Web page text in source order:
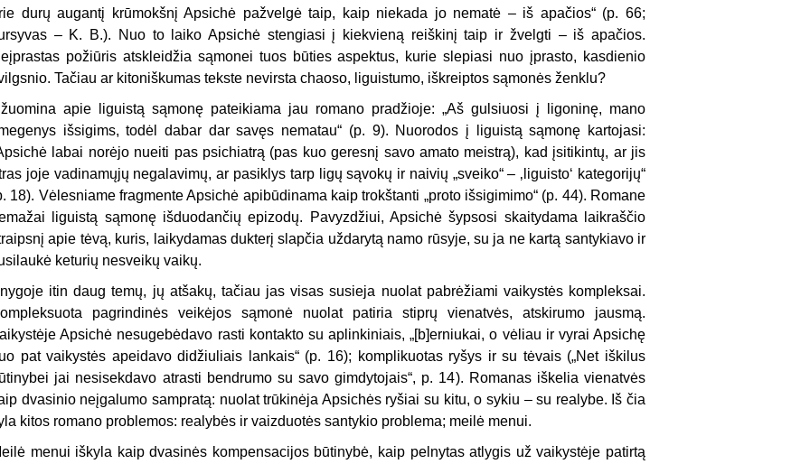
durų augantį krūmokšnį Apsichė pažvelgė taip, kaip niekada jo nematė – iš apačios“ (p. 66;
– K. B.). Nuo to laiko Apsichė stengiasi į kiekvieną reiškinį taip ir žvelgti – iš apačios.
požiūris atskleidžia sąmonei tuos būties aspektus, kurie slepiasi nuo įprasto, kasdienio
Tačiau ar kitoniškumas tekste nevirsta chaoso, liguistumo, iškreiptos sąmonės ženklu?
apie liguistą sąmonę pateikiama jau romano pradžioje: „Aš gulsiuosi į ligoninę, mano
išsigims, todėl dabar dar savęs nematau“ (p. 9). Nuorodos į liguistą sąmonę kartojasi:
labai norėjo nueiti pas psichiatrą (pas kuo geresnį savo amato meistrą), kad įsitikintų, ar jis
joje vadinamųjų negalavimų, ar pasiklys tarp ligų sąvokų ir naivių „sveiko“ – ‚liguisto‘ kategorijų“
18). Vėlesniame fragmente Apsichė apibūdinama kaip trokštanti „proto išsigimimo“ (p. 44). Romane
liguistą sąmonę išduodančių epizodų. Pavyzdžiui, Apsichė šypsosi skaitydama laikraščio
apie tėvą, kuris, laikydamas dukterį slapčia uždarytą namo rūsyje, su ja ne kartą santykiavo ir
keturių nesveikų vaikų.
itin daug temų, jų atšakų, tačiau jas visas susieja nuolat pabrėžiami vaikystės kompleksai.
pagrindinės veikėjos sąmonė nuolat patiria stiprų vienatvės, atskirumo jausmą.
Apsichė nesugebėdavo rasti kontakto su aplinkiniais, „[b]erniukai, o vėliau ir vyrai Apsichę
pat vaikystės apeidavo didžiuliais lankais“ (p. 16); komplikuotas ryšys ir su tėvais („Net iškilus
jai nesisekdavo atrasti bendrumo su savo gimdytojais“, p. 14). Romanas iškelia vienatvės
dvasinio neįgalumo sampratą: nuolat trūkinėja Apsichės ryšiai su kitu, o sykiu – su realybe. Iš čia
kitos romano problemos: realybės ir vaizduotės santykio problema; meilė menui.
menui iškyla kaip dvasinės kompensacijos būtinybė, kaip pelnytas atlygis už vaikystėje patirtą